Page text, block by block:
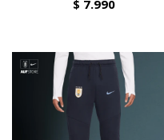
$ 7.990